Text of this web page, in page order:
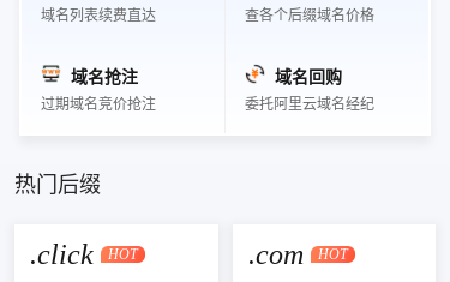
域名列表续费直达 查各个后缀域名价格
域名抢注
过期域名竞价抢注
域名回购
委托阿里云域名经纪
热门后缀
.click HOT .com HOT